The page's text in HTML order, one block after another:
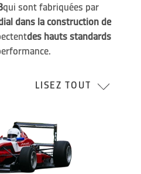
qui sont fabriquées par
dans la construction de
des hauts standards
LISEZ TOUT